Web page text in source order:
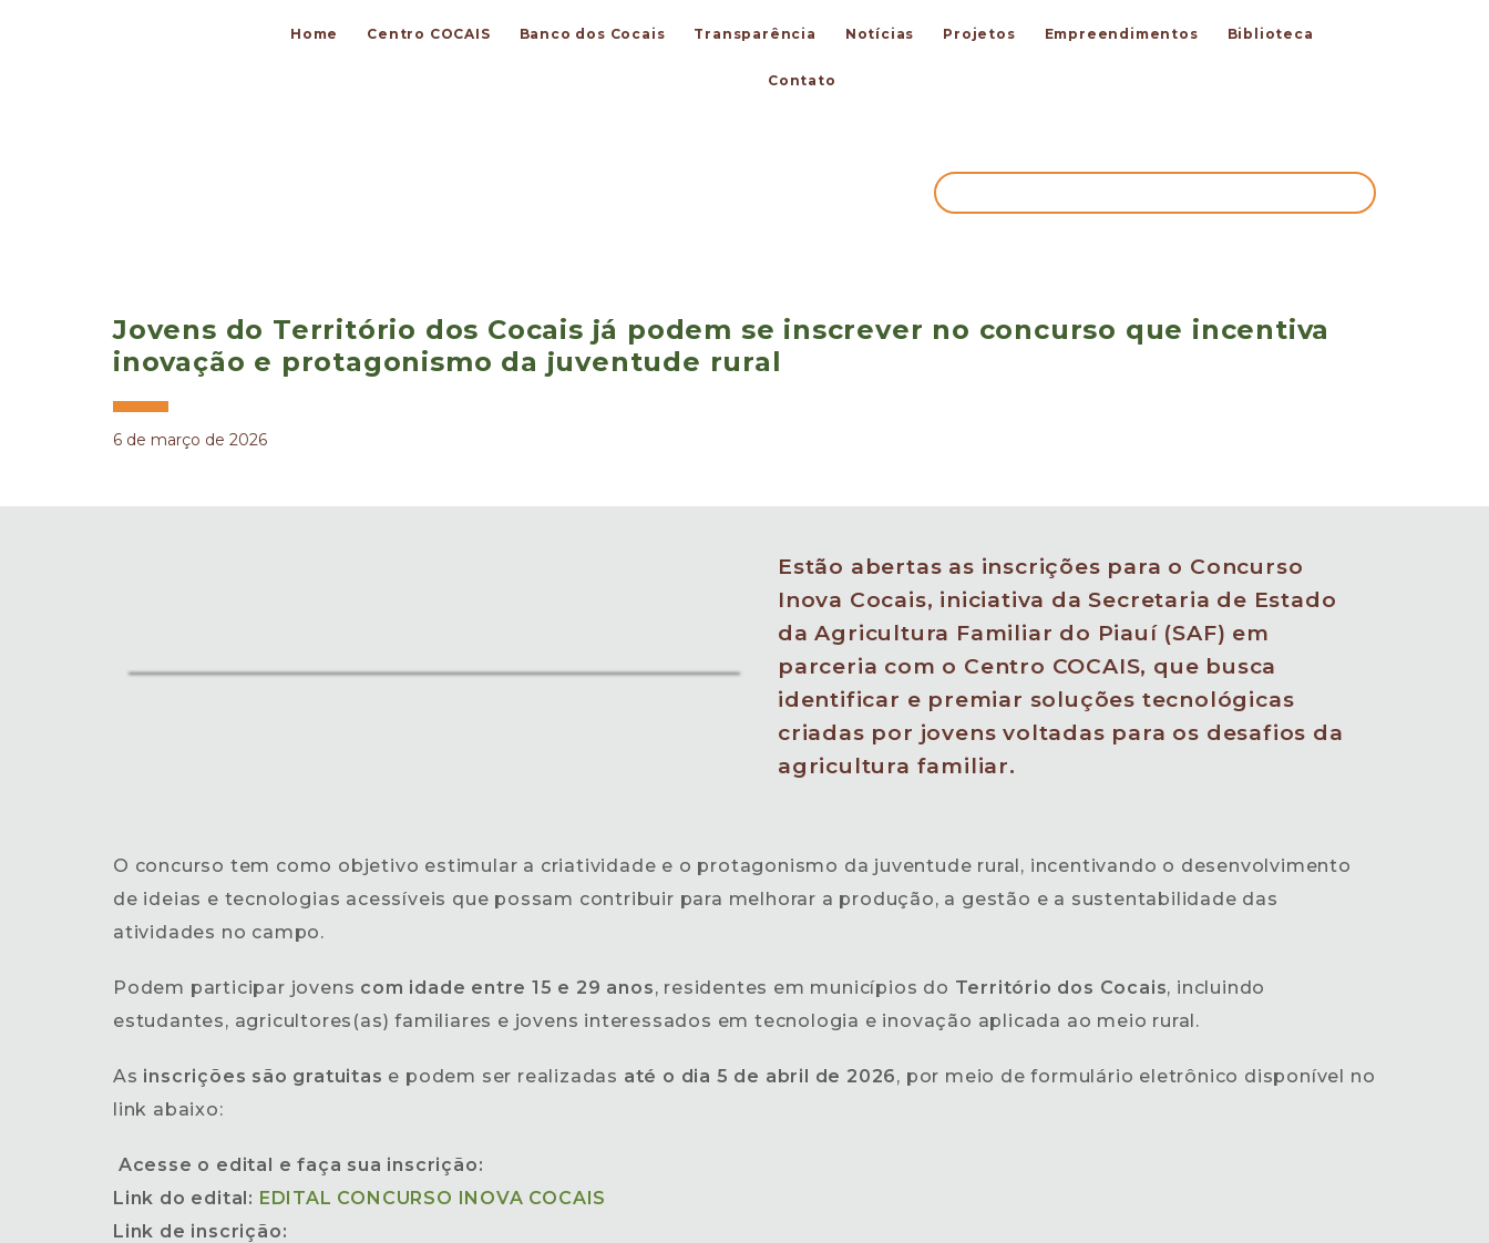
Home Centro COCAIS Banco dos Cocais Transparência Notícias Projetos Empreendimentos Biblioteca
Contato
Jovens do Território dos Cocais já podem se inscrever no concurso que incentiva
inovação e protagonismo da juventude rural
6 de março de 2026
Estão abertas as inscrições para o Concurso
Inova Cocais, iniciativa da Secretaria de Estado
da Agricultura Familiar do Piauí (SAF) em
parceria com o Centro COCAIS, que busca
identificar e premiar soluções tecnológicas
criadas por jovens voltadas para os desafios da
agricultura familiar.
O concurso tem como objetivo estimular a criatividade e o protagonismo da juventude rural, incentivando o desenvolvimento
de ideias e tecnologias acessíveis que possam contribuir para melhorar a produção, a gestão e a sustentabilidade das
atividades no campo.
Podem participar jovens com idade entre 15 e 29 anos, residentes em municípios do Território dos Cocais, incluindo
estudantes, agricultores(as) familiares e jovens interessados em tecnologia e inovação aplicada ao meio rural.
As inscrições são gratuitas e podem ser realizadas até o dia 5 de abril de 2026, por meio de formulário eletrônico disponível no
link abaixo:
Acesse o edital e faça sua inscrição:
Link do edital: EDITAL CONCURSO INOVA COCAIS
Link de inscrição: